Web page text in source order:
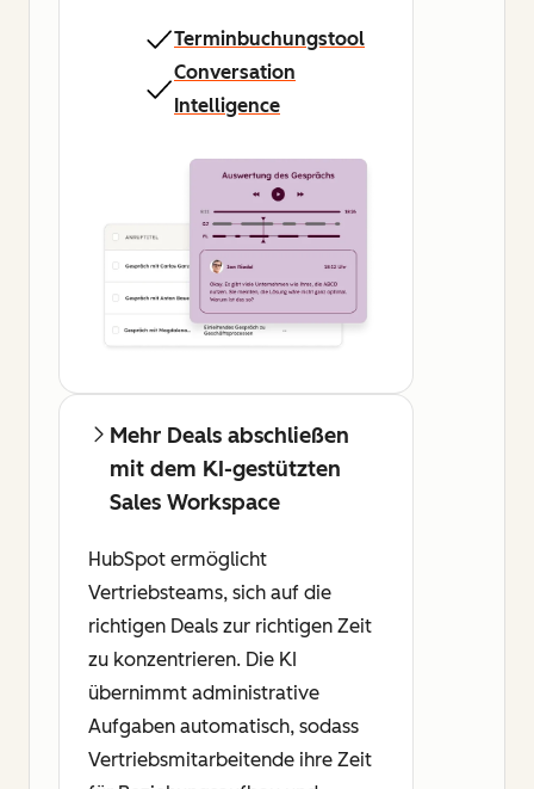
Terminbuchungstool
Conversation
Intelligence
Mehr Deals abschließen
mit dem KI-gestützten
Sales Workspace
HubSpot ermöglicht
Vertriebsteams, sich auf die
richtigen Deals zur richtigen Zeit
zu konzentrieren. Die KI
übernimmt administrative
Aufgaben automatisch, sodass
Vertriebsmitarbeitende ihre Zeit